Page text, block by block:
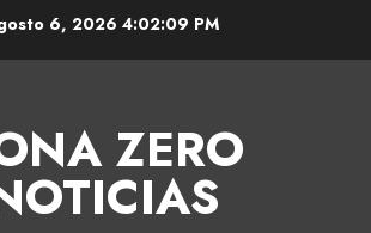
6, 20264:02:10 PM
ZERO